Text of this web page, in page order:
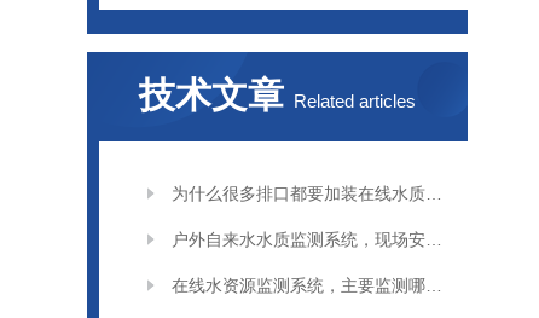
技术文章 Related articles